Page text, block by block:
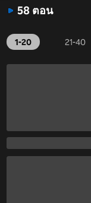
58 ตอน
1-20 21-40